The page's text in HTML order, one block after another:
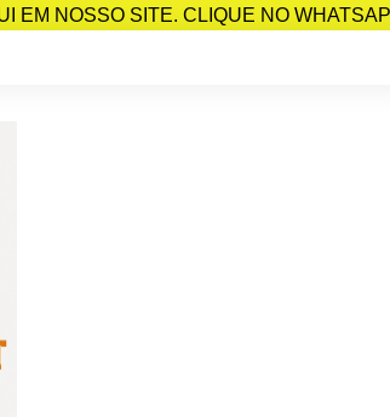
EM NOSSO SITE. CLIQUE NO